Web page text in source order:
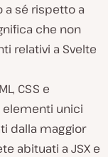
sé rispetto a
che non
relativi a Svelte
CSS e
elementi unici
dalla maggior
abituati a JSX e